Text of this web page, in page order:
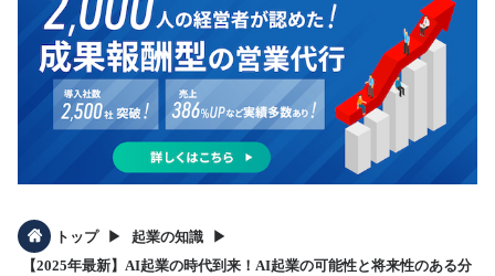
トップ ▶︎ 起業の知識 ▶︎
【2025年最新】AI起業の時代到来！AI起業の可能性と将来性のある分